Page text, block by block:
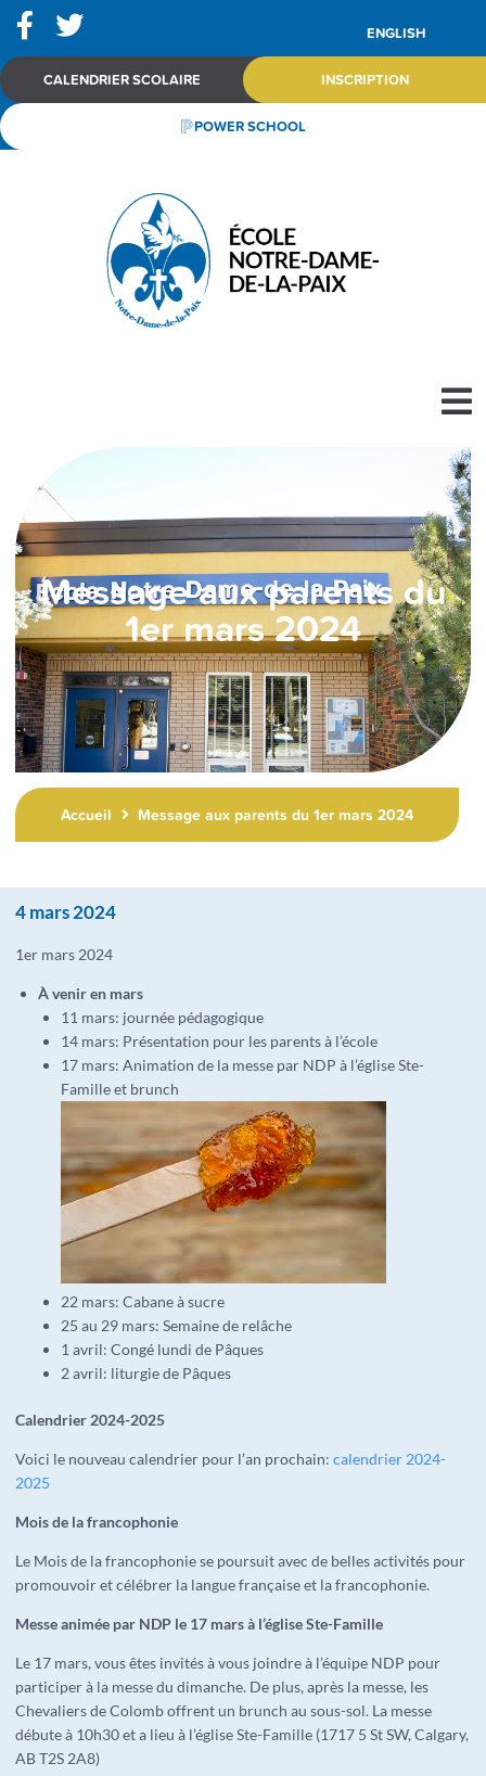
ENGLISH
CALENDRIER SCOLAIRE INSCRIPTION
POWER SCHOOL
Message aux parents du
1er mars 2024
Accueil Message aux parents du 1er mars 2024
4 mars 2024
1er mars 2024
À venir en mars
11 mars: journée pédagogique
14 mars: Présentation pour les parents à l’école
17 mars: Animation de la messe par NDP à l’église Ste-
Famille et brunch
22 mars: Cabane à sucre
25 au 29 mars: Semaine de relâche
1 avril: Congé lundi de Pâques
2 avril: liturgie de Pâques
Calendrier 2024-2025
Voici le nouveau calendrier pour l’an prochain: calendrier 2024-
2025
Mois de la francophonie
Le Mois de la francophonie se poursuit avec de belles activités pour
promouvoir et célébrer la langue française et la francophonie.
Messe animée par NDP le 17 mars à l’église Ste-Famille
Le 17 mars, vous êtes invités à vous joindre à l’équipe NDP pour
participer à la messe du dimanche. De plus, après la messe, les
Chevaliers de Colomb offrent un brunch au sous-sol. La messe
débute à 10h30 et a lieu à l’église Ste-Famille (1717 5 St SW, Calgary,
AB T2S 2A8)